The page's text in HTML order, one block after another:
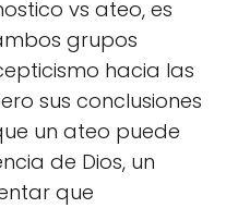
vs ateo, es
grupos
hacia las
sus conclusiones
un ateo puede
de Dios, un
que